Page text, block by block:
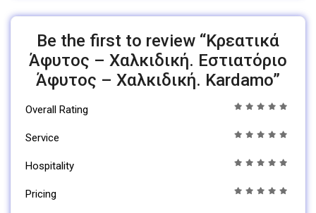
Be the first to review “Κρεατικά
Άφυτος – Χαλκιδική. Εστιατόριο
Άφυτος – Χαλκιδική. Kardamo”
Overall Rating
Service
Hospitality
Pricing